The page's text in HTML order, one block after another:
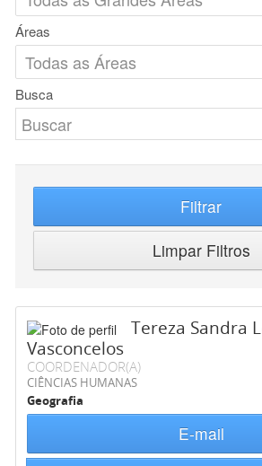
Áreas
Busca
Filtrar
Limpar Filtros
Tereza Sandra
Vasconcelos
COORDENADOR(A)
CIÊNCIAS HUMANAS
Geografia
E-mail